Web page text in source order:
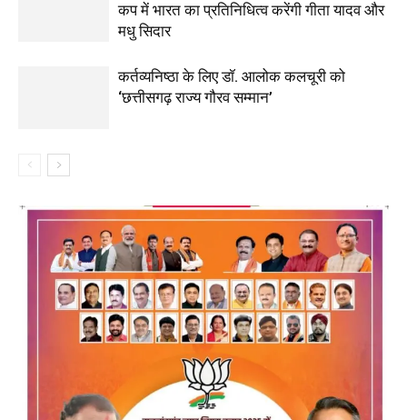
कप में भारत का प्रतिनिधित्व करेंगी गीता यादव और
मधु सिदार
कर्तव्यनिष्ठा के लिए डॉ. आलोक कलचूरी को
‘छत्तीसगढ़ राज्य गौरव सम्मान’